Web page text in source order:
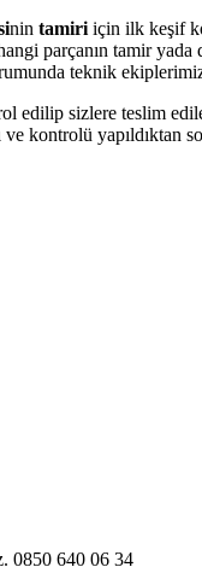
nin tamiri için ilk keşif
parçanın tamir
teknik ekiplerimiz
edilip sizlere teslim
kontrolü yapıldıktan
0850 640 06 34